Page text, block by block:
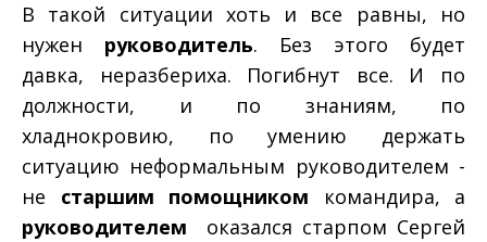
В такой ситуации хоть и все равны, но
нужен руководитель. Без этого будет
давка, неразбериха. Погибнут все. И по
должности, и по знаниям, по
хладнокровию, по умению держать
ситуацию неформальным руководителем ­
не старшим помощником командира, а
руководителем ­ оказался старпом Сергей